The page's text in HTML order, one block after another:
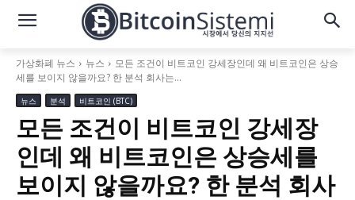
가상화폐 뉴스 뉴스
모든 조건이 비트코인 강세장인데 왜 비트코인은 상승
세를 보이지 않을까요? 한 분석 회사는...
뉴스 분석 비트코인 (BTC)
모든 조건이 비트코인 강세장
인데 왜 비트코인은 상승세를
보이지 않을까요? 한 분석 회사